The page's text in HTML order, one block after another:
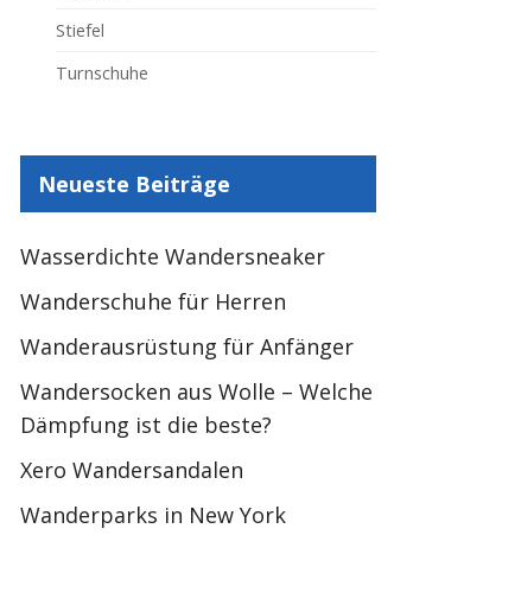
Stiefel
Turnschuhe
Neueste Beiträge
Wasserdichte Wandersneaker
Wanderschuhe für Herren
Wanderausrüstung für Anfänger
Wandersocken aus Wolle – Welche
Dämpfung ist die beste?
Xero Wandersandalen
Wanderparks in New York